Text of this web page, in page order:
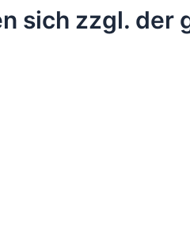
sich zzgl. der